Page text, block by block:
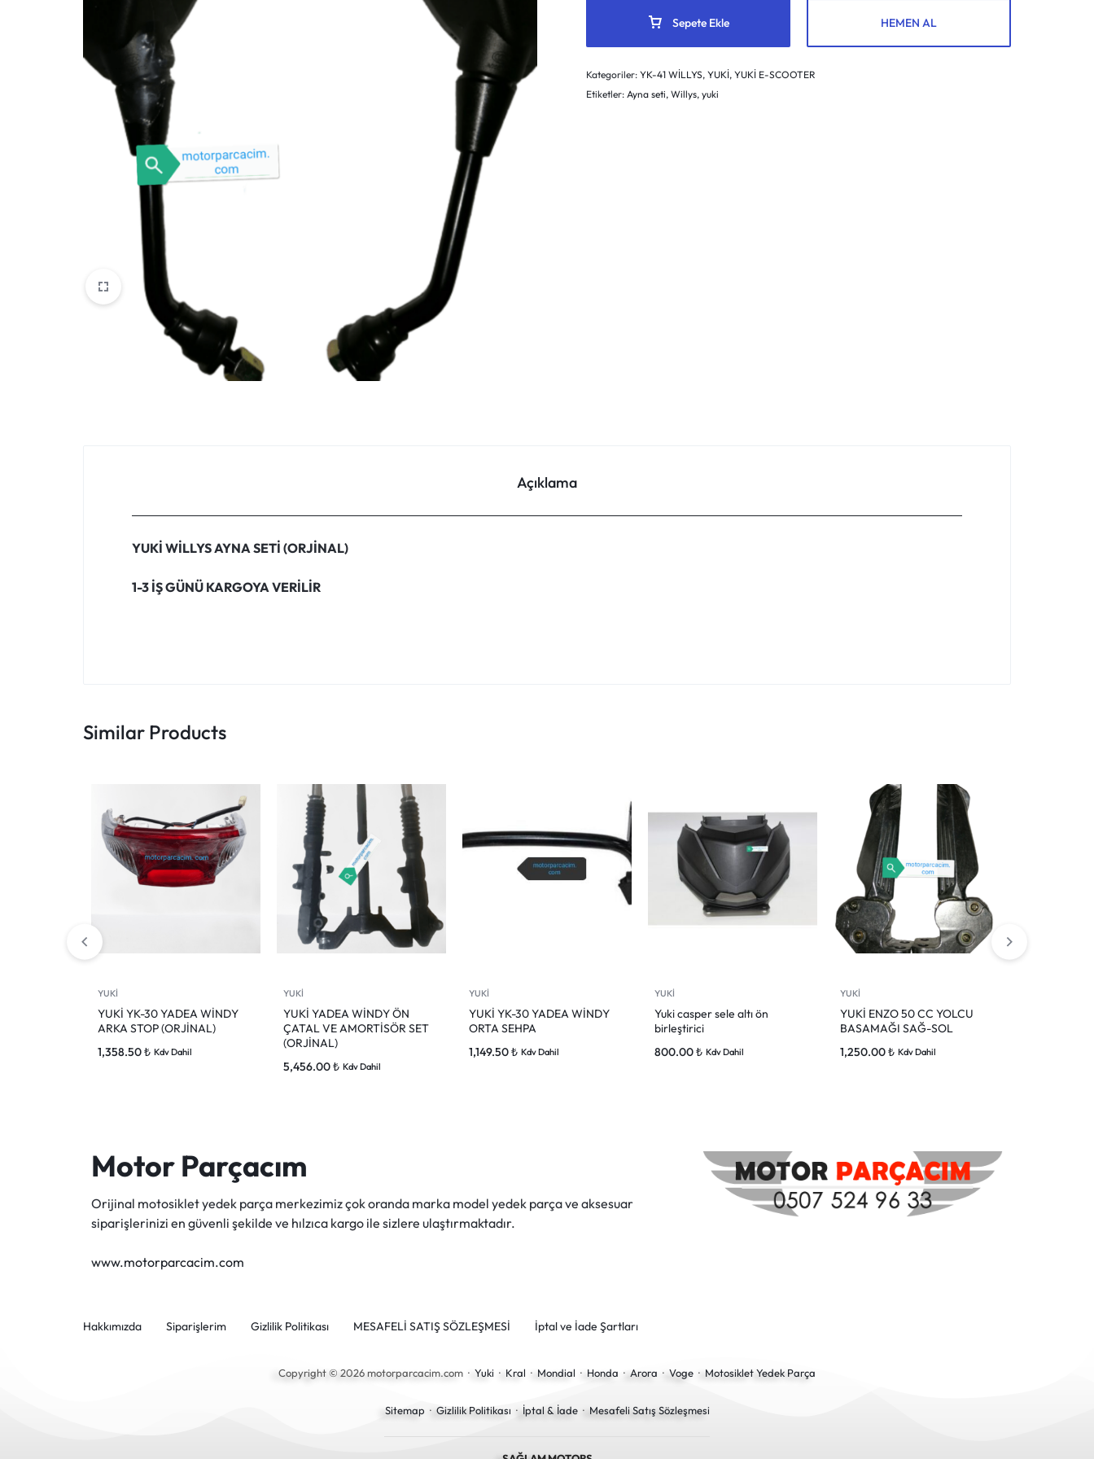
YAMAHA
YUKI ATV
Genel
Sepete Ekle HEMEN AL
Kategoriler:YK-41 WİLLYS,YUKİ,YUKİ E-SCOOTER
Etiketler:Ayna seti,Willys,yuki
Açıklama
YUKİ WİLLYS AYNA SETİ (ORJİNAL)
1-3 İŞ GÜNÜ KARGOYA VERİLİR
Similar Products
YUKİ
YUKİ YK-30 YADEA WİNDY
ARKA STOP (ORJİNAL)
1,358.50₺ Kdv Dahil
YUKİ
YUKİ YADEA WİNDY ÖN
ÇATAL VE AMORTİSÖR SET
(ORJİNAL)
5,456.00₺ Kdv Dahil
YUKİ
YUKİ YK-30 YADEA WİNDY
ORTA SEHPA
1,149.50₺ Kdv Dahil
YUKİ
Yuki casper sele altı ön
birleştirici
800.00₺ Kdv Dahil
YUKİ
YUKİ ENZO 50 CC YOLCU
BASAMAĞI SAĞ-SOL
1,250.00₺ Kdv Dahil
Motor Parçacım
Orijinal motosiklet yedek parça merkezimiz çok oranda marka model yedek parça ve aksesuar
siparişlerinizi en güvenli şekilde ve hılzıca kargo ile sizlere ulaştırmaktadır.
www.motorparcacim.com
Hakkımızda Siparişlerim Gizlilik Politikası MESAFELİ SATIŞ SÖZLEŞMESİ İptal ve İade Şartları
Copyright © 2026 motorparcacim.com · Yuki · Kral · Mondial · Honda · Arora · Voge · Motosiklet Yedek Parça
Sitemap · Gizlilik Politikası · İptal & İade· Mesafeli Satış Sözleşmesi